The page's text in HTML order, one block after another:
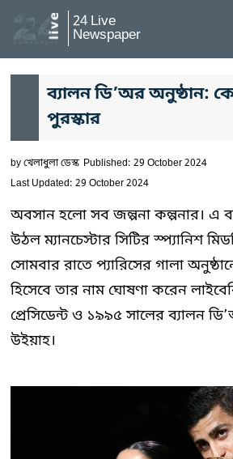
24 Live
Newspaper
ব্যালন ডি’অর অনুষ্ঠান:
পুরস্কার
byখেলাধুলা ডেস্ক Published: 29 October 2024
Last Updated: 29 October 2024
অবসান হলো সব জল্পনা কল্পনার। এ
উঠল ম্যানচেস্টার সিটির স্প্যানিশ
সোমবার রাতে প্যারিসের গালা
হিসেবে তার নাম ঘোষণা করেন
প্রেসিডেন্ট ও ১৯৯৫ সালের ব্যালন
উইয়াহ।